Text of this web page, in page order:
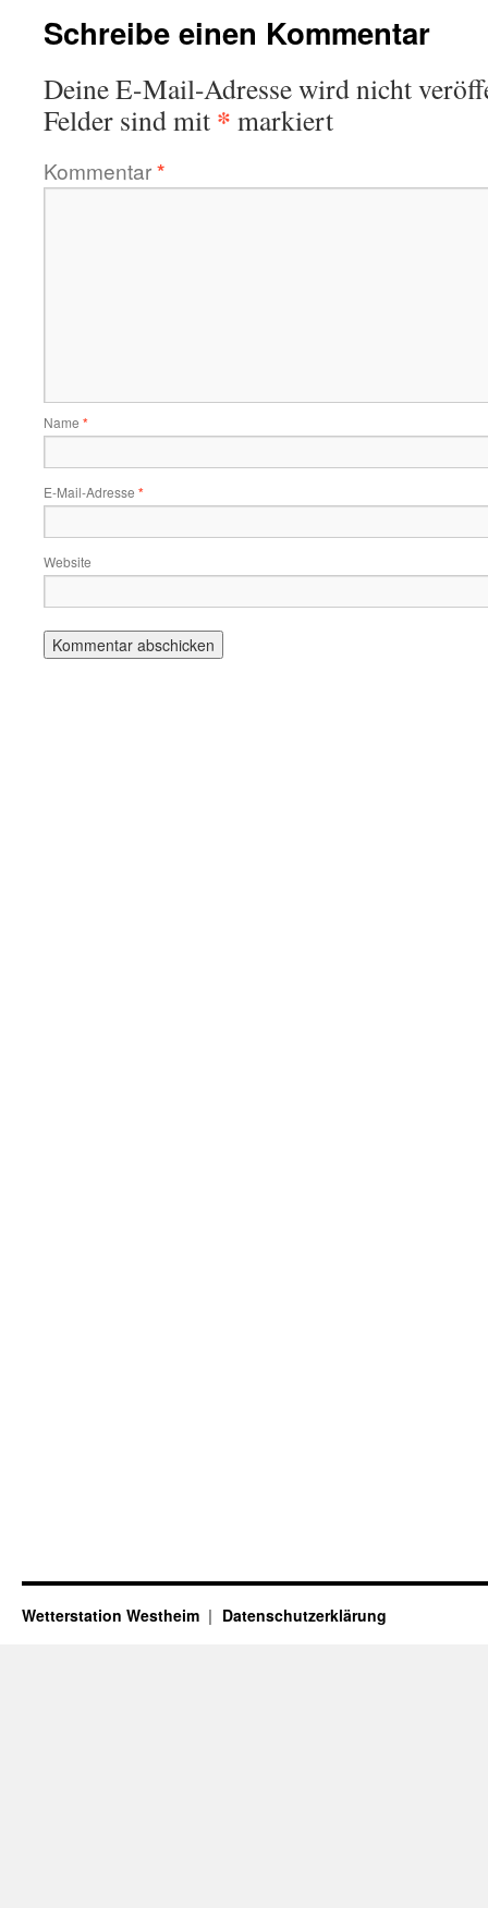
Schreibe einen Kommentar
Deine E-Mail-Adresse wird nicht
Felder sind mit * markiert
Kommentar*
Name *
E-Mail-Adresse *
Website
Wetterstation Westheim Datenschutzerklärung